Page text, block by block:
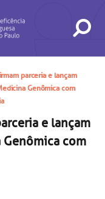
parceria e lançam
Genômica com
e lançam
com